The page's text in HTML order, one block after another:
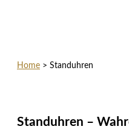
Home > Standuhren
Standuhren –